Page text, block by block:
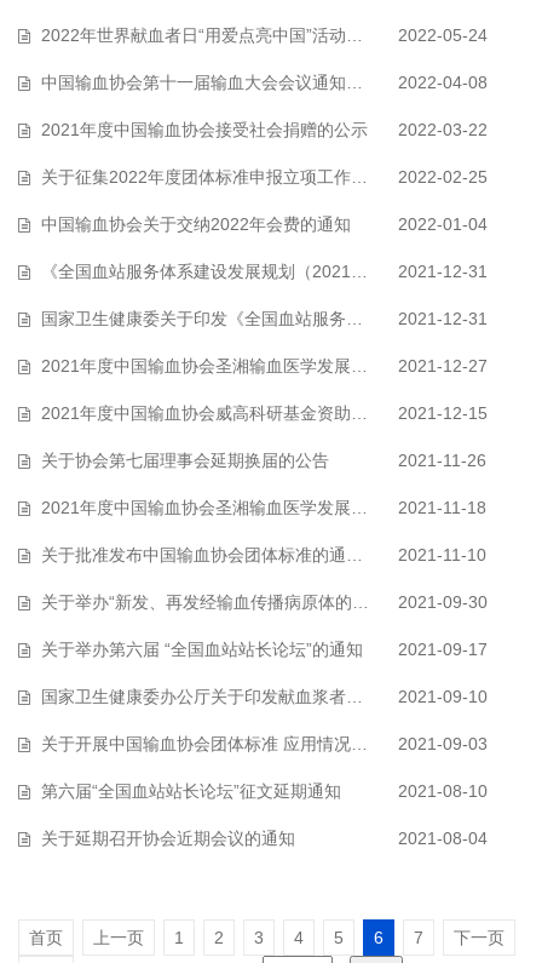
2022年世界献血者日“用爱点亮中国”活动——征集联合主办单位、参与单位 2022-05-24
中国输血协会第十一届输血大会会议通知（第一号）征稿通知 2022-04-08
2021年度中国输血协会接受社会捐赠的公示 2022-03-22
关于征集2022年度团体标准申报立项工作的通知 2022-02-25
中国输血协会关于交纳2022年会费的通知 2022-01-04
《全国血站服务体系建设发展规划（2021—2025年）》解读 2021-12-31
国家卫生健康委关于印发《全国血站服务体系建设发展规划（2021—2025年）》的… 2021-12-31
2021年度中国输血协会圣湘输血医学发展基金资助项目公示 2021-12-27
2021年度中国输血协会威高科研基金资助项目公示 2021-12-15
关于协会第七届理事会延期换届的公告 2021-11-26
2021年度中国输血协会圣湘输血医学发展基金资助公告 2021-11-18
关于批准发布中国输血协会团体标准的通知（2021） 2021-11-10
关于举办“新发、再发经输血传播病原体的研究进展”培训的通知 2021-09-30
关于举办第六届 “全国血站站长论坛”的通知 2021-09-17
国家卫生健康委办公厅关于印发献血浆者须知（2021年版）的通知 2021-09-10
关于开展中国输血协会团体标准 应用情况调研的通知 2021-09-03
第六届“全国血站站长论坛”征文延期通知 2021-08-10
关于延期召开协会近期会议的通知 2021-08-04
首页 上一页 1 2 3 4 5 6 7
下一页